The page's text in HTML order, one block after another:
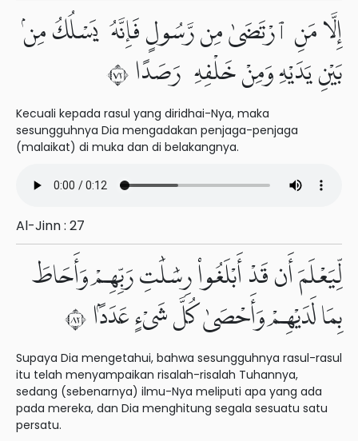
إِلَّا مَنِ ٱرْتَضَىٰ مِن رَّسُولٍ فَإِنَّهُۥ يَسْلُكُ مِنۢ
بَيْنِ يَدَيْهِ وَمِنْ خَلْفِهِۦ رَصَدًا ٢٧
Kecuali kepada rasul yang diridhai-Nya, maka
sesungguhnya Dia mengadakan penjaga-penjaga
(malaikat) di muka dan di belakangnya.
Al-Jinn : 27
لِّيَعْلَمَ أَن قَدْ أَبْلَغُوا۟ رِسَٰلَٰتِ رَبِّهِمْ وَأَحَاطَ
بِمَا لَدَيْهِمْ وَأَحْصَىٰ كُلَّ شَىْءٍ عَدَدًۢا ٢٨
Supaya Dia mengetahui, bahwa sesungguhnya rasul-rasul
itu telah menyampaikan risalah-risalah Tuhannya,
sedang (sebenarnya) ilmu-Nya meliputi apa yang ada
pada mereka, dan Dia menghitung segala sesuatu satu
persatu.